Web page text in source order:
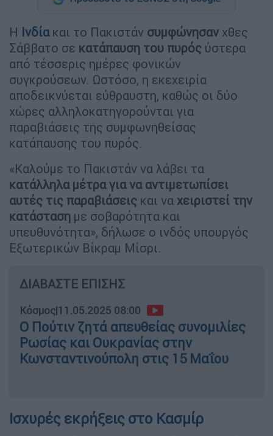
Η Ινδία και το Πακιστάν συμφώνησαν χθες
Σάββατο σε κατάπαυση του πυρός ύστερα
από τέσσερις ημέρες φονικών
συγκρούσεων. Ωστόσο, η εκεχειρία
αποδεικνύεται εύθραυστη, καθώς οι δύο
χώρες αλληλοκατηγορούνται για
παραβιάσεις της συμφωνηθείσας
κατάπαυσης του πυρός.
«Καλούμε το Πακιστάν να λάβει τα
κατάλληλα μέτρα για να αντιμετωπίσει
αυτές τις παραβιάσεις και να χειριστεί την
κατάσταση με σοβαρότητα και
υπευθυνότητα», δήλωσε ο ινδός υπουργός
Εξωτερικών Βίκραμ Μίσρι.
ΔΙΑΒΑΣΤΕ ΕΠΙΣΗΣ
Κόσμος|11.05.2025 08:00
Ο Πούτιν ζητά απευθείας συνομιλίες
Ρωσίας και Ουκρανίας στην
Κωνσταντινούπολη στις 15 Μαΐου
Ισχυρές εκρήξεις στο Κασμίρ